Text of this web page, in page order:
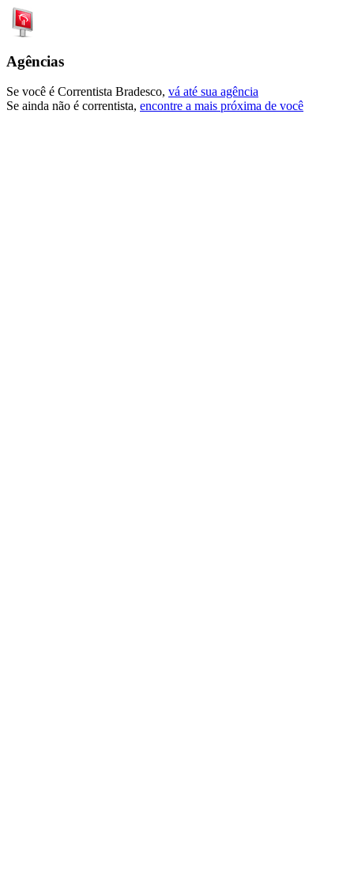
Agências
Se você é Correntista Bradesco, vá até sua agência
Se ainda não é correntista, encontre a mais próxima de você